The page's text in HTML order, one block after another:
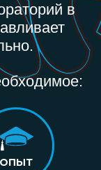
в
ОПЫТ